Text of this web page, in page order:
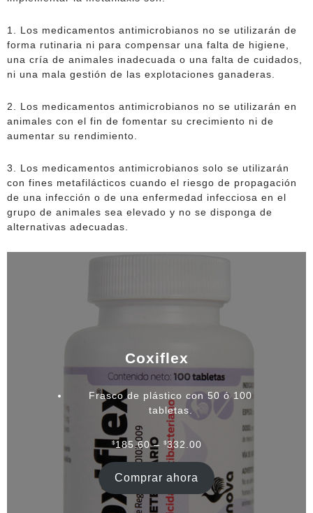
1. Los medicamentos antimicrobianos no se utilizarán de
forma rutinaria ni para compensar una falta de higiene,
una cría de animales inadecuada o una falta de cuidados,
ni una mala gestión de las explotaciones ganaderas.
2. Los medicamentos antimicrobianos no se utilizarán en
animales con el fin de fomentar su crecimiento ni de
aumentar su rendimiento.
3. Los medicamentos antimicrobianos solo se utilizarán
con fines metafilácticos cuando el riesgo de propagación
de una infección o de una enfermedad infecciosa en el
grupo de animales sea elevado y no se disponga de
alternativas adecuadas.
Coxiflex
Frasco de plástico con 50 ó 100
tabletas.
$185.60 – $332.00Rango
precios:
desde
$185.60
hasta
Comprar ahora